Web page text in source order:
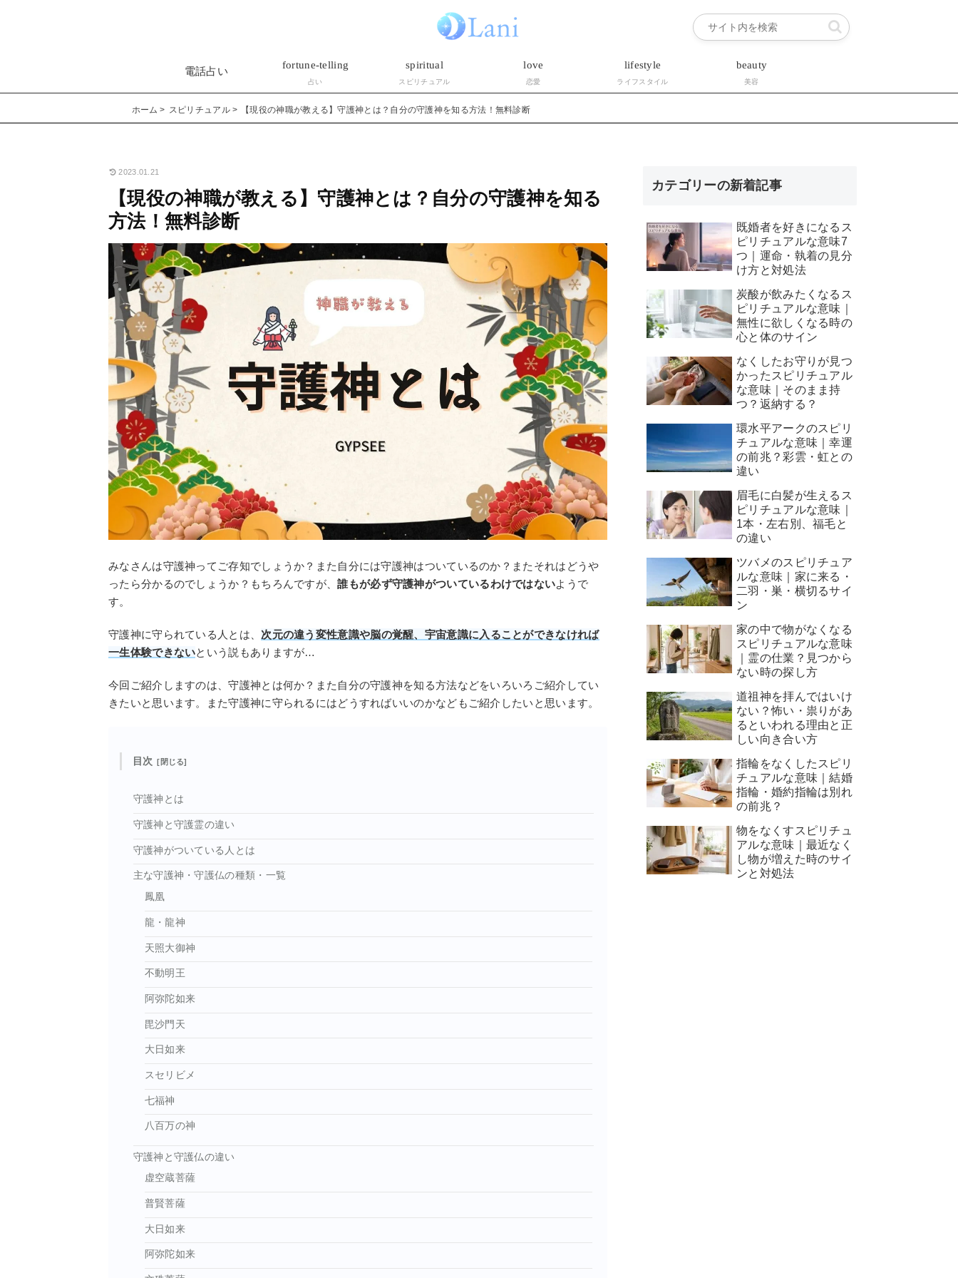
電話占い
fortune-telling
占い
spiritual
スピリチュアル
love
恋愛
lifestyle
ライフスタイル
beauty
美容
ホーム スピリチュアル 【現役の神職が教える】守護神とは？自分の守護神を知る方法！無料診断
2023.01.21
【現役の神職が教える】守護神とは？自分の守護神を知る
方法！無料診断
みなさんは守護神ってご存知でしょうか？また自分には守護神はついているのか？またそれはどうや
ったら分かるのでしょうか？もちろんですが、誰もが必ず守護神がついているわけではないようで
す。
守護神に守られている人とは、次元の違う変性意識や脳の覚醒、宇宙意識に入ることができなければ
一生体験できないという説もありますが…
今回ご紹介しますのは、守護神とは何か？また自分の守護神を知る方法などをいろいろご紹介してい
きたいと思います。また守護神に守られるにはどうすればいいのかなどもご紹介したいと思います。
目次
守護神とは
守護神と守護霊の違い
守護神がついている人とは
主な守護神・守護仏の種類・一覧
鳳凰
龍・龍神
天照大御神
不動明王
阿弥陀如来
毘沙門天
大日如来
スセリビメ
七福神
八百万の神
守護神と守護仏の違い
虚空蔵菩薩
普賢菩薩
大日如来
阿弥陀如来
カテゴリーの新着記事
既婚者を好きになるス
ピリチュアルな意味7
つ｜運命・執着の見分
け方と対処法
炭酸が飲みたくなるス
ピリチュアルな意味｜
無性に欲しくなる時の
心と体のサイン
なくしたお守りが見つ
かったスピリチュアル
な意味｜そのまま持
つ？返納する？
環水平アークのスピリ
チュアルな意味｜幸運
の前兆？彩雲・虹との
違い
眉毛に白髪が生えるス
ピリチュアルな意味｜
1本・左右別、福毛と
の違い
ツバメのスピリチュア
ルな意味｜家に来る・
二羽・巣・横切るサイ
ン
家の中で物がなくなる
スピリチュアルな意味
｜霊の仕業？見つから
ない時の探し方
道祖神を拝んではいけ
ない？怖い・祟りがあ
るといわれる理由と正
しい向き合い方
指輪をなくしたスピリ
チュアルな意味｜結婚
指輪・婚約指輪は別れ
の前兆？
物をなくすスピリチュ
アルな意味｜最近なく
し物が増えた時のサイ
ンと対処法